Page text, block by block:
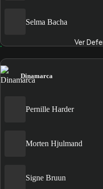
Selma Bacha
Ver
Dinamarca
Pernille Harder
Morten Hjulmand
Signe Bruun